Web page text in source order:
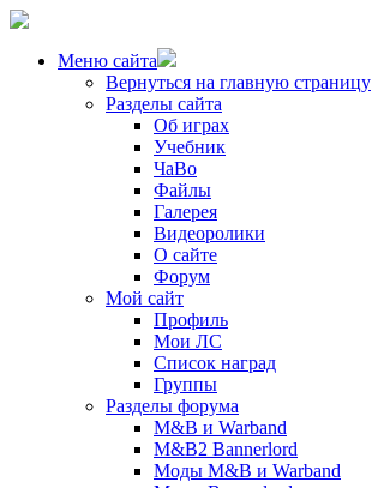
Меню сайта
Вернуться на главную страницу
Разделы сайта
Об играх
Учебник
ЧаВо
Файлы
Галерея
Видеоролики
О сайте
Форум
Мой сайт
Профиль
Мои ЛС
Список наград
Группы
Разделы форума
M&B и Warband
M&B2 Bannerlord
Моды M&B и Warband